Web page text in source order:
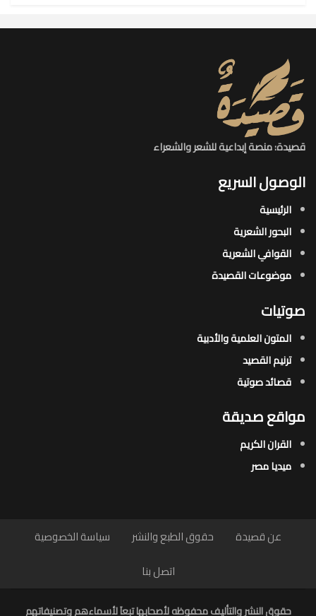
قصيدة: منصة إبداعية للشعر والشعراء
الوصول السريع
الرئيسية
البحور الشعرية​
القوافي الشعرية​
موضوعات القصيدة​
صوتيات
المتون العلمية والأدبية
ترنيم القصيد
قصائد صوتية
مواقع صديقة
القران الكريم
ميديا مصر
عن قصيدة حقوق الطبع والنشر
سياسة الخصوصية
اتصل بنا
حقوق النشر والتأليف محفوظه لأصحابها تبعاَ لأسماءهم وتصنيفاتهم